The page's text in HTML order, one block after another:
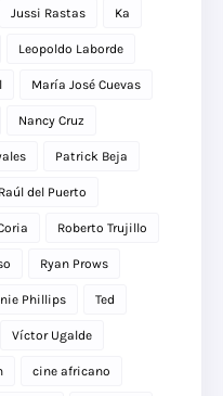
Jussi Rastas Ka
Leopoldo Laborde
María José Cuevas
Nancy Cruz
Patrick Beja
Raúl del Puerto
Roberto Trujillo
Ryan Prows
Phillips Ted
Víctor Ugalde
cine africano